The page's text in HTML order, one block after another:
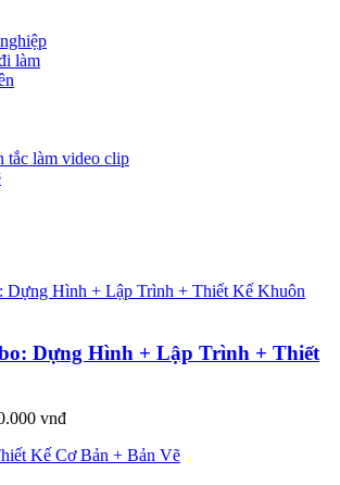
làm
tắc làm video clip
Dựng Hình + Lập Trình + Thiết
vnđ